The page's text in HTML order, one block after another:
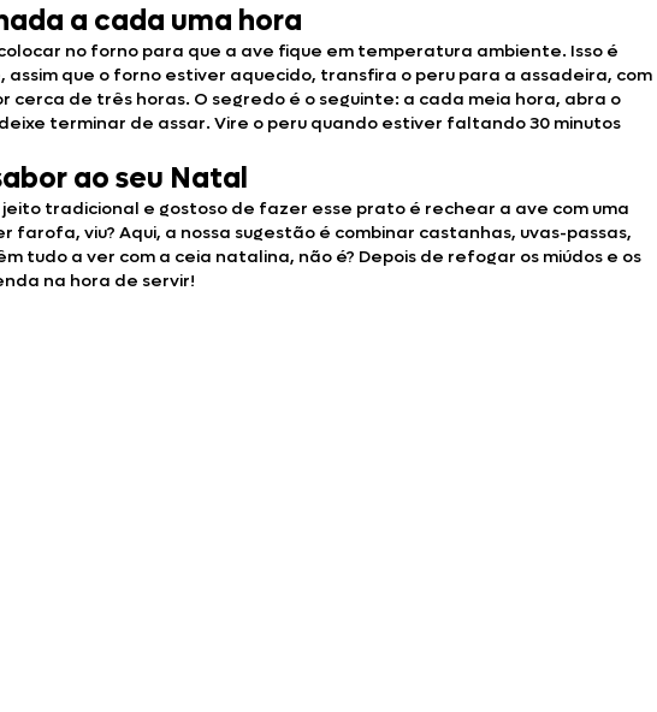
a cada uma hora
no forno para que a ave fique em temperatura ambiente. Isso é
que o forno estiver aquecido, transfira o peru para a assadeira, com
cerca de três horas. O segredo é o seguinte: a cada meia hora, abra o
terminar de assar. Vire o peru quando estiver faltando 30 minutos
ao seu Natal
tradicional e gostoso de fazer esse prato é rechear a ave com uma
viu? Aqui, a nossa sugestão é combinar castanhas, uvas-passas,
a ver com a ceia natalina, não é? Depois de refogar os miúdos e os
na hora de servir!